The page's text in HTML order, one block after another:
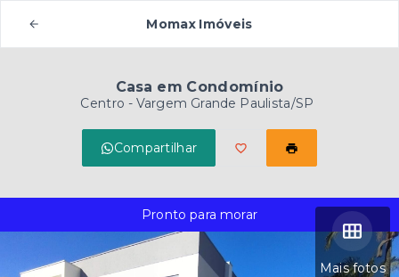
Momax Imóveis
Casa em Condomínio
Centro - Vargem Grande Paulista/SP
Compartilhar
Mais fotos
Pronto para morar